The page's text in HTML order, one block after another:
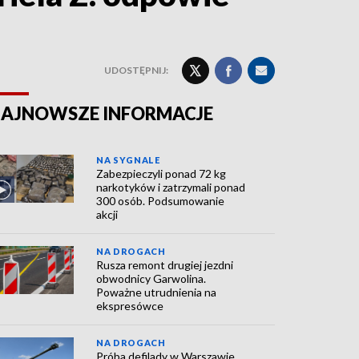
UDOSTĘPNIJ:
INFORMACJE
NA SYGNALE
Zabezpieczyli ponad 72 kg
narkotyków i zatrzymali ponad
300 osób. Podsumowanie
akcji
NA DROGACH
Rusza remont drugiej jezdni
obwodnicy Garwolina.
Poważne utrudnienia na
ekspresówce
NA DROGACH
Próba defilady w Warszawie.